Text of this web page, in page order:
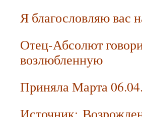
Я благословляю вас
Отец-Абсолют
возлюбленную
Приняла Марта